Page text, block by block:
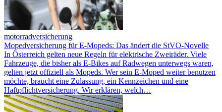
motorradversicherung
Mopedversicherung für E-Mopeds: Das ändert die StVO-Novelle
In Österreich gelten neue Regeln für elektrische Zweiräder. Viele
Fahrzeuge, die bisher als E-Bikes auf Radwegen unterwegs waren,
gelten jetzt offiziell als Mopeds. Wer sein E-Moped weiter benutzen
möchte, braucht eine Zulassung, ein Kennzeichen und eine
Haftpflichtversicherung. Wir erklären, welch…